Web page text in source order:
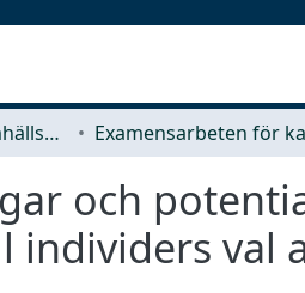
Arkitektur och samhällsbyggnadsteknik (ACE)
och
individers val